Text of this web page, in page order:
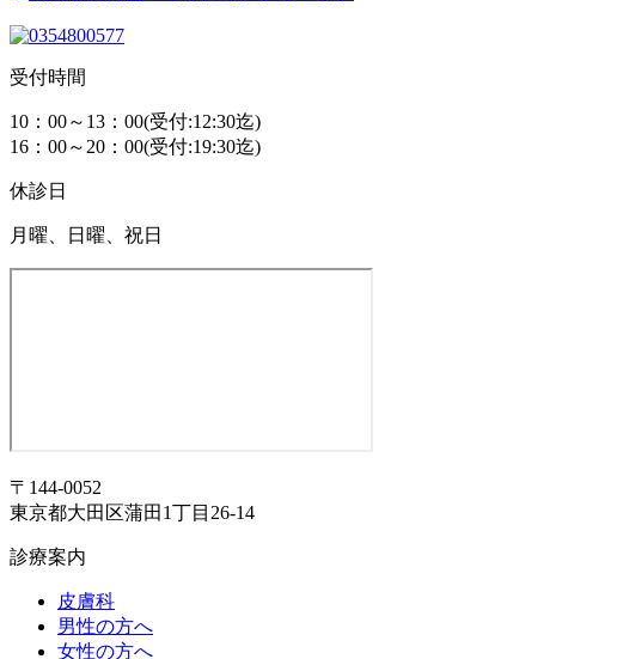
受付時間
10：00～13：00(受付:12:30迄)
16：00～20：00(受付:19:30迄)
休診日
月曜、日曜、祝日
〒144-0052
東京都大田区蒲田1丁目26-14
診療案内
皮膚科
男性の方へ
女性の方へ